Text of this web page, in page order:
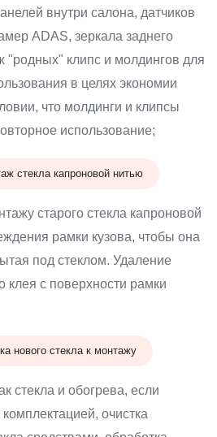
внутри салона, датчиков
ADAS, зеркала заднего
"родных" клипс и молдингов для
в целях экономии
что молдинги и клипсы
использование;
стекла капроновой нитью
старого стекла капроновой
рамки кузова, чтобы она
под стеклом. Удаление
клея с поверхности рамки
нового стекла к монтажу
стекла и обогрева, если
очистка